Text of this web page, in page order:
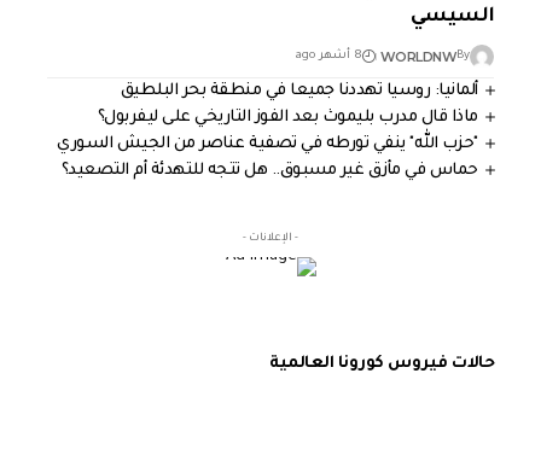
السيسي
By
WORLDNW 8 أشهر ago
ألمانيا: روسيا تهددنا جميعا في منطقة بحر البلطيق
ماذا قال مدرب بليموث بعد الفوز التاريخي على ليفربول؟
"حزب الله" ينفي تورطه في تصفية عناصر من الجيش السوري
حماس في مأزق غير مسبوق.. هل تتجه للتهدئة أم التصعيد؟
- الإعلانات -
حالات فيروس كورونا العالمية